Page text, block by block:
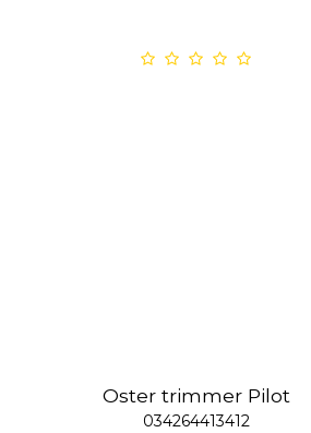
Oster trimmer Pilot
034264413412